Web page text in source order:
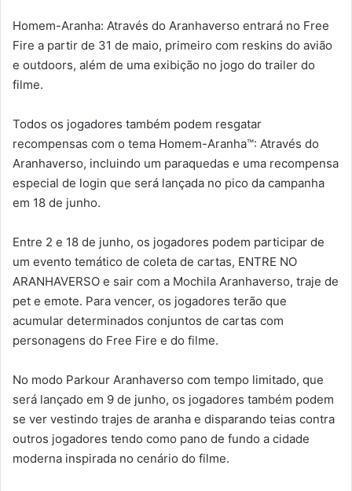
Homem-Aranha: Através do Aranhaverso entrará no Free
Fire a partir de 31 de maio, primeiro com reskins do avião
e outdoors, além de uma exibição no jogo do trailer do
filme.
Todos os jogadores também podem resgatar
recompensas com o tema Homem-Aranha™: Através do
Aranhaverso, incluindo um paraquedas e uma recompensa
especial de login que será lançada no pico da campanha
em 18 de junho.
Entre 2 e 18 de junho, os jogadores podem participar de
um evento temático de coleta de cartas, ENTRE NO
ARANHAVERSO e sair com a Mochila Aranhaverso, traje de
pet e emote. Para vencer, os jogadores terão que
acumular determinados conjuntos de cartas com
personagens do Free Fire e do filme.
No modo Parkour Aranhaverso com tempo limitado, que
será lançado em 9 de junho, os jogadores também podem
se ver vestindo trajes de aranha e disparando teias contra
outros jogadores tendo como pano de fundo a cidade
moderna inspirada no cenário do filme.